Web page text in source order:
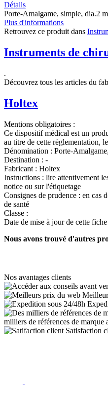
Détails
Porte-Amalgame, simple, dia.2
Plus d'informations
Retrouvez ce produit dans
Instruments de
.
Découvrez tous les articles du
Holtex
Mentions obligatoires :
Ce dispositif médical est un
au titre de cette règlementation,
Dénomination : Porte-
Destination : -
Fabricant : Holtex
Instructions : lire attentivement
notice ou sur l'étiquetage
Consignes de prudence : en cas
de santé
Classe :
Date de mise à jour de cette fiche
Nous avons trouvé d'autres
Nos avantages clients
milliers de références de marque
Satisfaction